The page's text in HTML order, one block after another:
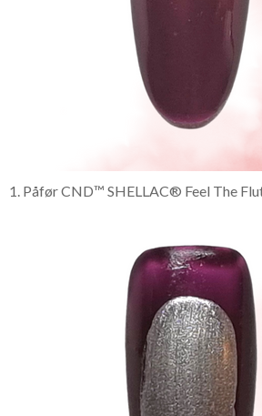
1. Påfør CND™ SHELLAC® Feel The